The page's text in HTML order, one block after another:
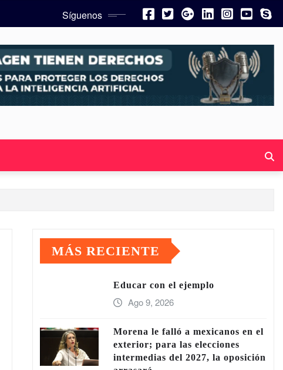
Síguenos
MÁS RECIENTE
Educar con el ejemplo
Ago 9, 2026
Morena le falló a mexicanos en el
exterior; para las elecciones
intermedias del 2027, la oposición